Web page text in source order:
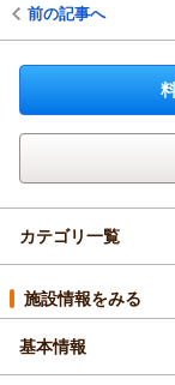
前の記事へ
カテゴリ一覧
イベント・フェア (1)
新プラン (50)
施設情報をみる
基本情報